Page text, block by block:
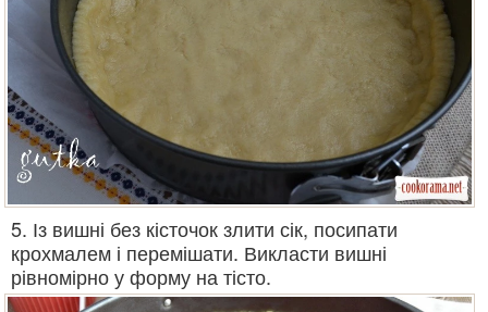
5. Із вишні без кісточок злити сік, посипати
крохмалем і перемішати. Викласти вишні
рівномірно у форму на тісто.